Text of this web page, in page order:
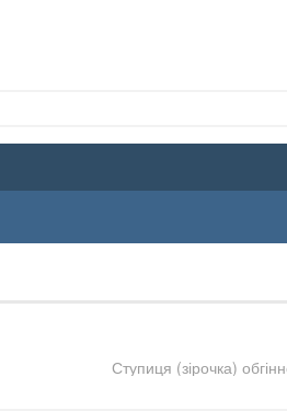
Ступиця (зірочка)